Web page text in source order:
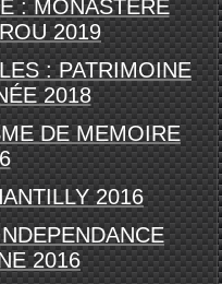
: MONASTERE
2019
: PATRIMOINE
2018
DE MEMOIRE
2016
2016